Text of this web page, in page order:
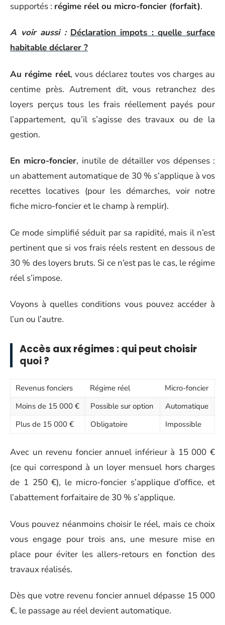
supportés : régime réel ou micro-foncier (forfait).
A voir aussi : Déclaration impots : quelle surface
habitable déclarer ?
Au régime réel, vous déclarez toutes vos charges au
centime près. Autrement dit, vous retranchez des
loyers perçus tous les frais réellement payés pour
l’appartement, qu’il s’agisse des travaux ou de la
gestion.
En micro-foncier, inutile de détailler vos dépenses :
un abattement automatique de 30 % s’applique à vos
recettes locatives (pour les démarches, voir notre
fiche micro-foncier et le champ à remplir).
Ce mode simplifié séduit par sa rapidité, mais il n’est
pertinent que si vos frais réels restent en dessous de
30 % des loyers bruts. Si ce n’est pas le cas, le régime
réel s’impose.
Voyons à quelles conditions vous pouvez accéder à
l’un ou l’autre.
Accès aux régimes : qui peut choisir
quoi ?
Revenus fonciers Régime réel
Micro-foncier
Moins de 15 000 €
Possible sur option
Automatique
Plus de 15 000 €
Obligatoire Impossible
Avec un revenu foncier annuel inférieur à 15 000 €
(ce qui correspond à un loyer mensuel hors charges
de 1 250 €), le micro-foncier s’applique d’office, et
l’abattement forfaitaire de 30 % s’applique.
Vous pouvez néanmoins choisir le réel, mais ce choix
vous engage pour trois ans, une mesure mise en
place pour éviter les allers-retours en fonction des
travaux réalisés.
Dès que votre revenu foncier annuel dépasse 15 000
€, le passage au réel devient automatique.